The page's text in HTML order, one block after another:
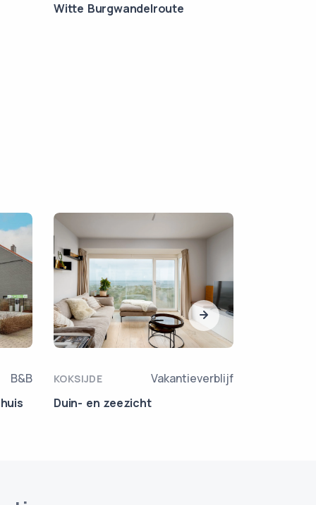
Witte Burgwandelroute
B&B
KOKSIJDE
Vakantieverblijf
Duin- en zeezicht